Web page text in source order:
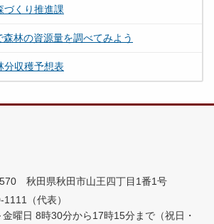
づくり推進課
森林の資源量を調べてみよう
分収穫予想表
秋田県秋田市山王四丁目1番1号
（代表）
金曜日 8時30分から17時15分まで （祝日・